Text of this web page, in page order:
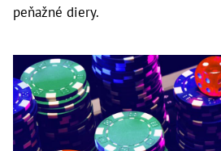
peňažné diery.